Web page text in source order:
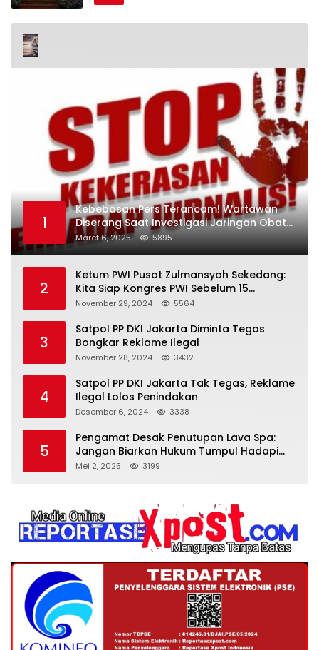
1
Kebebasan Pers Terancam! Wartawan
Diserang Saat Investigasi Jaringan Obat
Terlarang
Maret 6, 2025 5895
2
Ketum PWI Pusat Zulmansyah Sekedang:
Kita Siap Kongres PWI Sebelum 15
Desember 2024
November 29, 2024 5564
3
Satpol PP DKI Jakarta Diminta Tegas
Bongkar Reklame Ilegal
November 28, 2024 3432
4
Satpol PP DKI Jakarta Tak Tegas, Reklame
Ilegal Lolos Penindakan
Desember 6, 2024 3338
5
Pengamat Desak Penutupan Lava Spa:
Jangan Biarkan Hukum Tumpul Hadapi
‘Spa Berkedok
Mei 2, 2025 3199